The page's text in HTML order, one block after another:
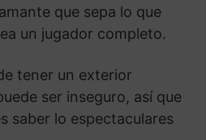
que sepa lo que
un jugador completo.
tener un exterior
ser inseguro, así que
saber lo espectaculares